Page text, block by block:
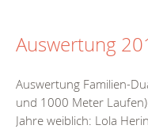
Auswertung
Auswertung Familien-
und 1000 Meter
Jahre weiblich: Lola